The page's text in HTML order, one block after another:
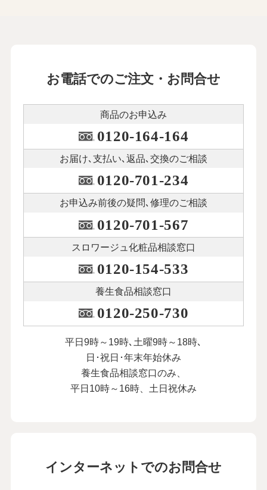
お電話でのご注文・お問合せ
商品のお申込み
0120-164-164
お届け､支払い､ 返品､交換のご相談
0120-701-234
お申込み前後の疑問､修理のご相談
0120-701-567
スロワージュ化粧品相談窓口
0120-154-533
養生食品相談窓口
0120-250-730
平日9時～19時､土曜9時～18時､
日･祝日･年末年始休み
養生食品相談窓口のみ、
平日10時～16時、土日祝休み
インターネットでのお問合せ